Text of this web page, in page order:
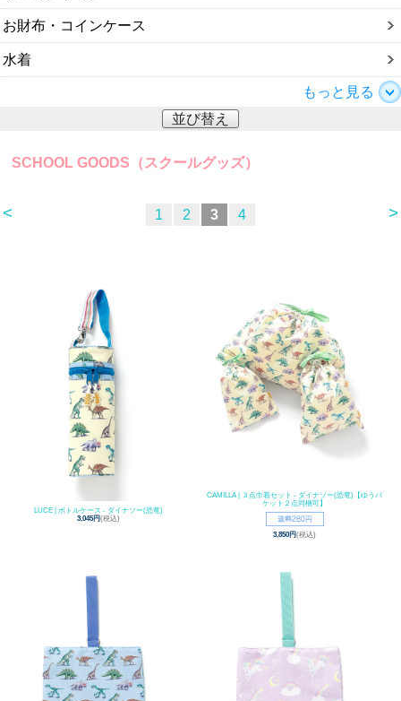
お財布・コインケース
水着
もっと見る
並び替え
SCHOOL GOODS（スクールグッズ）
< >
1 2 3 4
LUCE | ボトルケース - ダイナソー(恐竜)
3,045円(税込)
CAMILLA | ３点巾着セット - ダイナソー(恐竜)【ゆうパ
ケット２点同梱可】
3,850円(税込)